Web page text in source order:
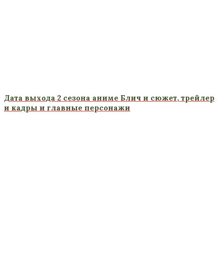
Дата выхода 2 сезона аниме Блич и сюжет, трейлер
и кадры и главные персонажи